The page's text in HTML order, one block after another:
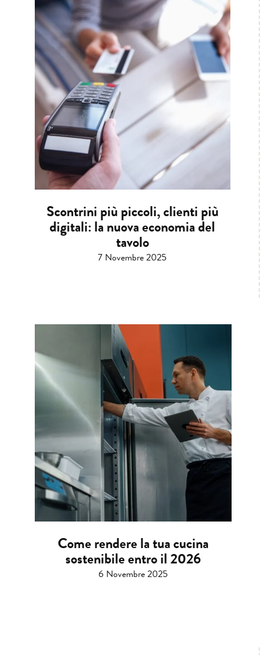
Scontrini più piccoli, clienti più
digitali: la nuova economia del
tavolo
7 Novembre 2025
Come rendere la tua cucina
sostenibile entro il 2026
6 Novembre 2025